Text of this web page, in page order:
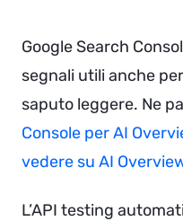
Google Search
segnali utili anche
saputo leggere. Ne
Console per AI
vedere su AI
L’API testing